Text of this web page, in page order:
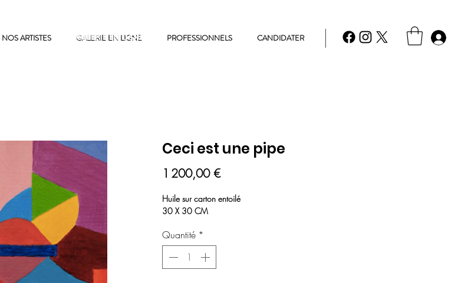
NOS ARTISTES GALERIE EN LIGNE PROFESSIONNELS CANDIDATER
GALERIE EN LIGNE
Ceci est une pipe
1 200,00 €Prix
Huile sur carton entoilé
30 X 30 CM
Quantité *